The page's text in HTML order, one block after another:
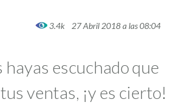
3.4k
27 Abril 2018 a las 08:04
escuchado que
ventas, ¡y es cierto!